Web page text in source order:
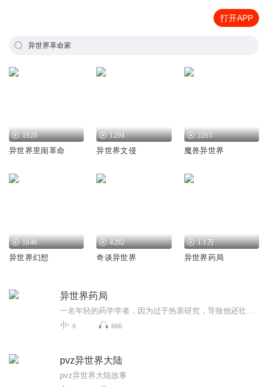
打开APP
异世界革命家
1928
异世界里闹革命
1294
异世界文侵
2265
魔兽异世界
1846
异世界幻想
4282
奇谈异世界
1.1万
异世界药局
异世界药局
6 666
pvz异世界大陆
pvz异世界大陆故事